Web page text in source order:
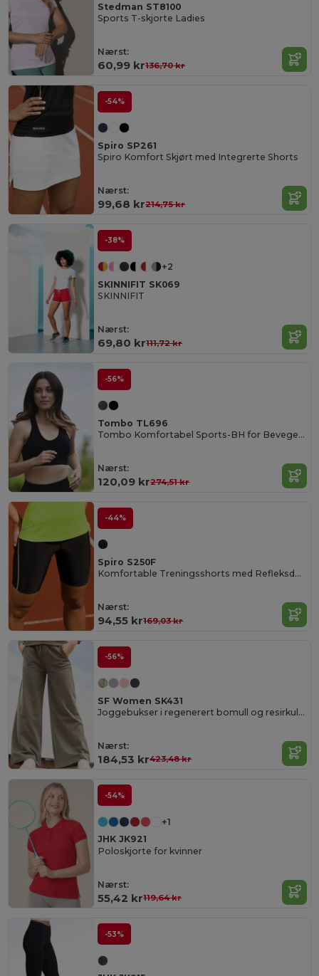
Stedman ST8100
Sports T-skjorte Ladies
Nærst:
60,99 kr136,70 kr
-54%
Spiro SP261
Spiro Komfort Skjørt med Integrerte Shorts
Nærst:
99,68 kr214,75 kr
-38%
+2
SKINNIFIT SK069
SKINNIFIT
Nærst:
69,80 kr111,72 kr
-56%
Tombo TL696
Tombo Komfortabel Sports-BH for Bevegelsesfrihet
Nærst:
120,09 kr274,51 kr
-44%
Spiro S250F
Komfortable Treningsshorts med Refleksdetaljer
Nærst:
94,55 kr169,03 kr
-56%
SF Women SK431
Joggebukser i regenerert bomull og resirkulert polyester
Nærst:
184,53 kr423,48 kr
-54%
+1
JHK JK921
Poloskjorte for kvinner
Nærst:
55,42 kr119,64 kr
-53%